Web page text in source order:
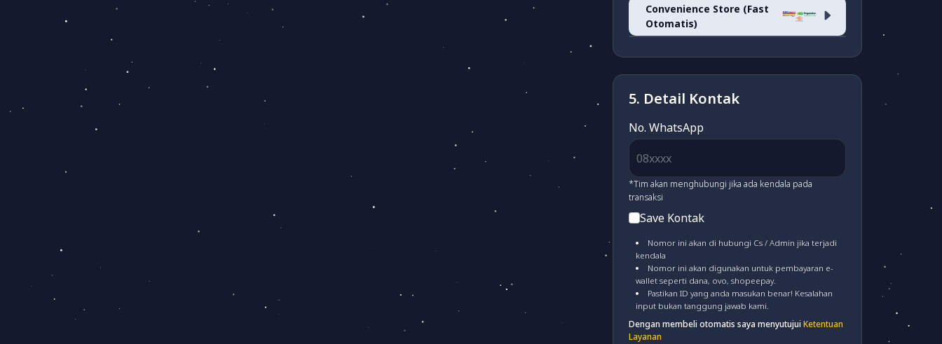
OVO(fee 3.03%)
LinkAja(fee 1.7%)
ARTHA GRAHA VA(fee
1.500)
3.000)
MAYBANK VA
PERMATA VA
MANDIRI VA(fee 4.000)
CIMB VA(fee 3.000)
Convenience Store (Fast
Otomatis)
Alfamart/Pegadaian/POS
& Dan-Dan(fee 2.500)
5. Detail Kontak
No. WhatsApp
*Tim akan menghubungi jika ada kendala pada
transaksi
Save Kontak
Nomor ini akan di hubungi Cs / Admin jika terjadi
kendala
Nomor ini akan digunakan untuk pembayaran e-
wallet seperti dana, ovo, shopeepay.
Pastikan ID yang anda masukan benar! Kesalahan
input bukan tanggung jawab kami.
Dengan membeli otomatis saya menyutujui Ketentuan
Layanan